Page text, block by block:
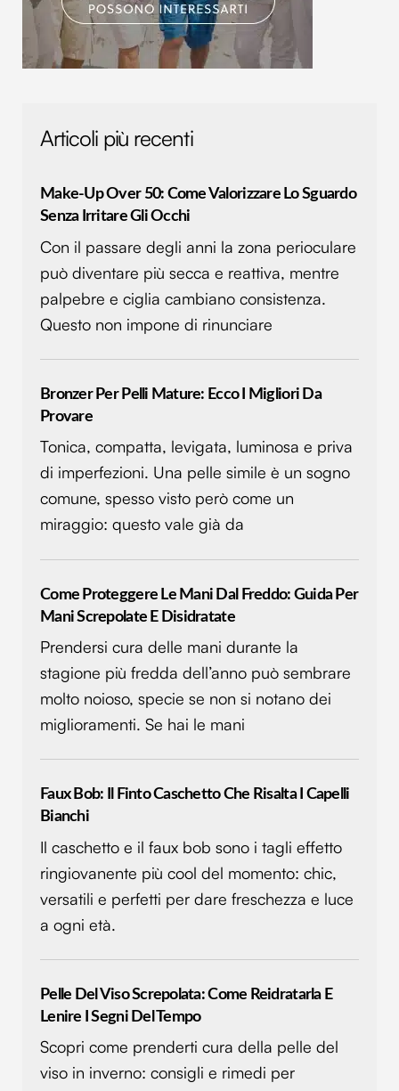
Articoli più recenti
Make-Up Over 50: Come Valorizzare Lo Sguardo
Senza Irritare Gli Occhi
Con il passare degli anni la zona perioculare
può diventare più secca e reattiva, mentre
palpebre e ciglia cambiano consistenza.
Questo non impone di rinunciare
Bronzer Per Pelli Mature: Ecco I Migliori Da
Provare
Tonica, compatta, levigata, luminosa e priva
di imperfezioni. Una pelle simile è un sogno
comune, spesso visto però come un
miraggio: questo vale già da
Come Proteggere Le Mani Dal Freddo: Guida Per
Mani Screpolate E Disidratate
Prendersi cura delle mani durante la
stagione più fredda dell’anno può sembrare
molto noioso, specie se non si notano dei
miglioramenti. Se hai le mani
Faux Bob: Il Finto Caschetto Che Risalta I Capelli
Bianchi
Il caschetto e il faux bob sono i tagli effetto
ringiovanente più cool del momento: chic,
versatili e perfetti per dare freschezza e luce
a ogni età.
Pelle Del Viso Screpolata: Come Reidratarla E
Lenire I Segni Del Tempo
Scopri come prenderti cura della pelle del
viso in inverno: consigli e rimedi per